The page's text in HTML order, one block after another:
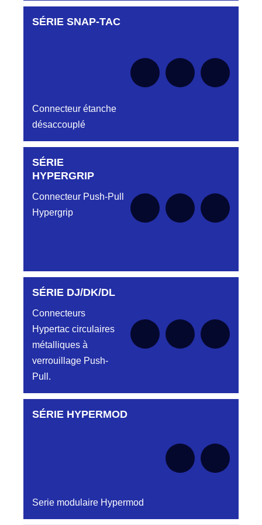
Aucune pièce disponible pour cette série pour
SÉRIE SNAP-TAC
Connecteur étanche
désaccouplé
Aucune pièce disponible pour cette série pour
SÉRIE
HYPERGRIP
Connecteur Push-Pull
Hypergrip
Aucune pièce disponible pour cette série pour
SÉRIE DJ/DK/DL
Connecteurs
Hypertac circulaires
métalliques à
verrouillage Push-
Pull.
Aucune pièce disponible pour cette série pour
SÉRIE HYPERMOD
Serie modulaire Hypermod